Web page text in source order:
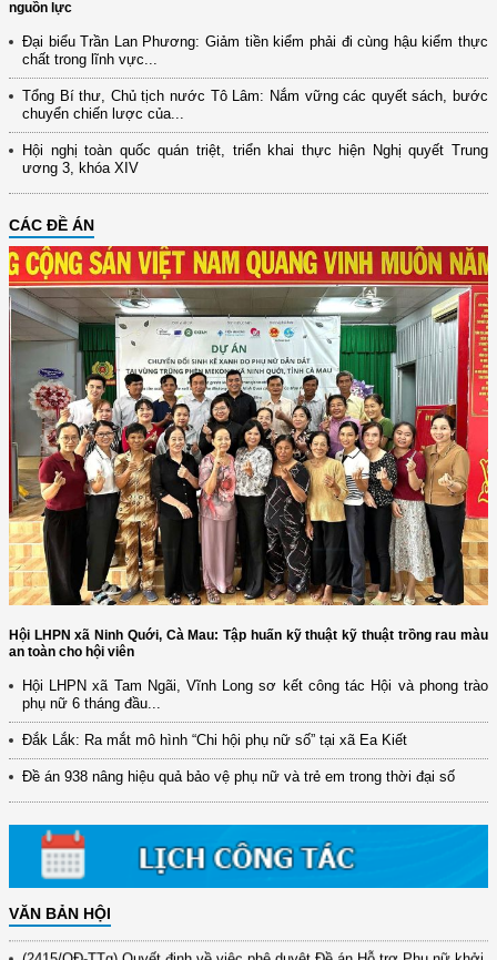
nguồn lực
Đại biểu Trần Lan Phương: Giảm tiền kiểm phải đi cùng hậu kiểm thực
chất trong lĩnh vực...
Tổng Bí thư, Chủ tịch nước Tô Lâm: Nắm vững các quyết sách, bước
chuyển chiến lược của...
Hội nghị toàn quốc quán triệt, triển khai thực hiện Nghị quyết Trung
ương 3, khóa XIV
CÁC ĐỀ ÁN
Hội LHPN xã Ninh Quới, Cà Mau: Tập huấn kỹ thuật kỹ thuật trồng rau màu
an toàn cho hội viên
Hội LHPN xã Tam Ngãi, Vĩnh Long sơ kết công tác Hội và phong trào
phụ nữ 6 tháng đầu...
Đắk Lắk: Ra mắt mô hình “Chi hội phụ nữ số” tại xã Ea Kiết
Đề án 938 nâng hiệu quả bảo vệ phụ nữ và trẻ em trong thời đại số
VĂN BẢN HỘI
(12/TB-HĐKH) V/v đăng ký, đề xuất nhiệm vụ Khoa học, công nghệ và
đổi mới ...
(898/KH/ĐCT) Kế hoạch thực hiện Quyết định số 2415/QĐ-TTg ngày
(417/QĐ-BNNMT) Quyết định phê duyệt Chương trình mục tiêu quốc gia
xây dựng ...
(891/KH-ĐCT) Kế hoạch thực hiện Nghị quyết số 72-NQ/TW ngày
nghiệp ...